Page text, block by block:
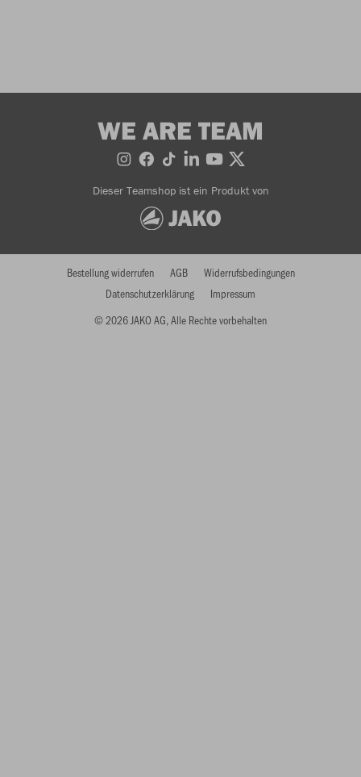
WE ARE TEAM
Dieser Teamshop ist ein Produkt von
© 2026 JAKO AG, Alle Rechte vorbehalten
Bestellung widerrufen AGB
Widerrufsbedingungen
Datenschutzerklärung
Impressum